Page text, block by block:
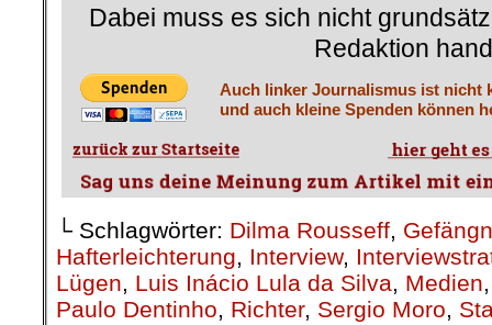
Dabei muss es sich nicht
Redaktion
Auch linker Journalismus ist nicht
und auch kleine Spenden können
└ Schlagwörter: Dilma Rousseff
Hafterleichterung
Interview,
Lügen
Luis Inácio Lula da Silva Medien
Paulo Dentinho
Richter, Sergio Moro